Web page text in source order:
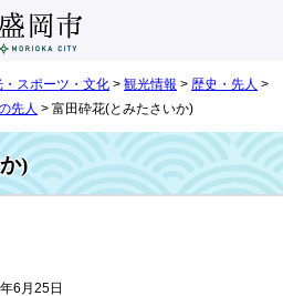
・スポーツ・文化 > 観光情報 > 歴史・先人 >
先人 > 富田砕花(とみたさいか)
)
6月25日